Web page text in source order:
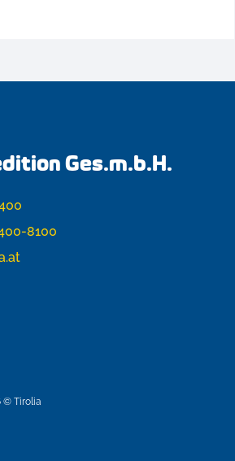
Ges.m.b.H.
8100
© Tirolia